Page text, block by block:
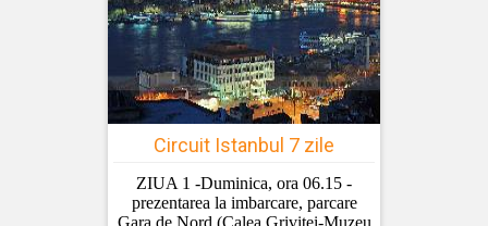
Circuit Istanbul 7 zile
ZIUA 1 -Duminica, ora 06.15 -
prezentarea la imbarcare, parcare
Gara de Nord (Calea Grivitei-Muzeu